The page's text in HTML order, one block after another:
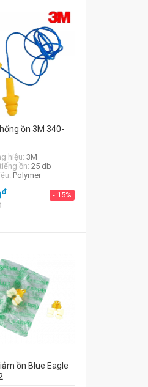
ồn 3M 340-
hiệu: 3M
ồn: 25 db
Polymer
đ - 15%
ồn Blue Eagle